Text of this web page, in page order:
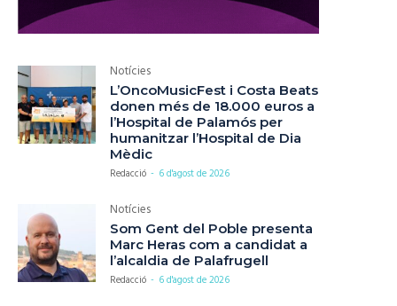
Notícies
L’OncoMusicFest i Costa Beats
donen més de 18.000 euros a
l’Hospital de Palamós per
humanitzar l’Hospital de Dia
Mèdic
Redacció - 6 d'agost de 2026
Notícies
Som Gent del Poble presenta
Marc Heras com a candidat a
l’alcaldia de Palafrugell
Redacció - 6 d'agost de 2026